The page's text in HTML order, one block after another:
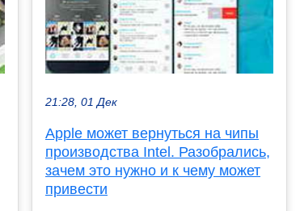
21:28, 01 Дек
Apple может вернуться на чипы
производства Intel. Разобрались,
зачем это нужно и к чему может
привести